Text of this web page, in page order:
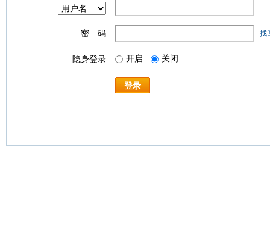
密 码 找
隐身登录 开启 关闭
登录